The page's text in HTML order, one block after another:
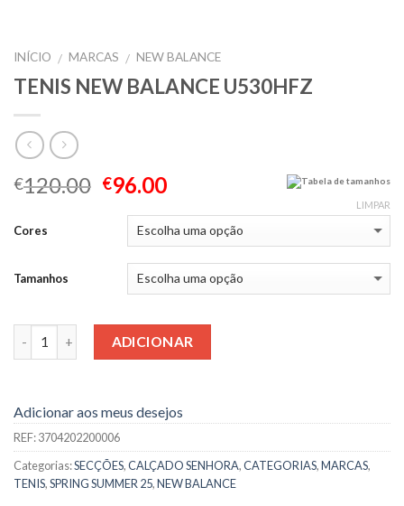
INÍCIO / MARCAS / NEW BALANCE
TENIS NEW BALANCE U530HFZ
€120.00 €96.00 Tabela de tamanhos
Cores
Tamanhos
LIMPAR
Quantidade ADICIONAR
Adicionar aos meus desejos
REF:3704202200006
Categorias:SECÇÕES,CALÇADO SENHORA,CATEGORIAS,MARCAS,
TENIS,SPRING SUMMER 25,NEW BALANCE